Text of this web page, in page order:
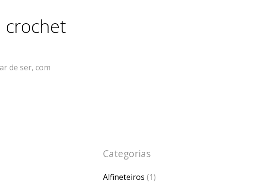
crochet
de ser, com
Categorias
Alfineteiros (1)